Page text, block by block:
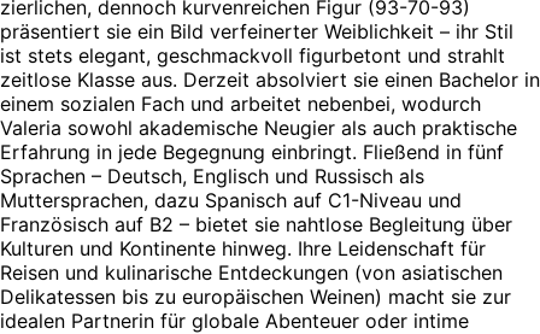
zierlichen, dennoch kurvenreichen Figur (93-70-93)
präsentiert sie ein Bild verfeinerter Weiblichkeit – ihr Stil
ist stets elegant, geschmackvoll figurbetont und strahlt
zeitlose Klasse aus. Derzeit absolviert sie einen Bachelor in
einem sozialen Fach und arbeitet nebenbei, wodurch
Valeria sowohl akademische Neugier als auch praktische
Erfahrung in jede Begegnung einbringt. Fließend in fünf
Sprachen – Deutsch, Englisch und Russisch als
Muttersprachen, dazu Spanisch auf C1-Niveau und
Französisch auf B2 – bietet sie nahtlose Begleitung über
Kulturen und Kontinente hinweg. Ihre Leidenschaft für
Reisen und kulinarische Entdeckungen (von asiatischen
Delikatessen bis zu europäischen Weinen) macht sie zur
idealen Partnerin für globale Abenteuer oder intime